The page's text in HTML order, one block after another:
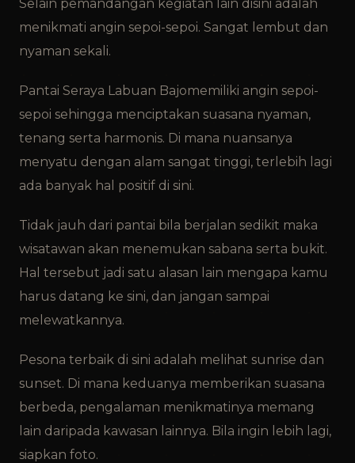
Selain pemandangan kegiatan lain disini adalah
menikmati angin sepoi-sepoi. Sangat lembut dan
nyaman sekali.
Pantai Seraya Labuan Bajomemiliki angin sepoi-
sepoi sehingga menciptakan suasana nyaman,
tenang serta harmonis. Di mana nuansanya
menyatu dengan alam sangat tinggi, terlebih lagi
ada banyak hal positif di sini.
Tidak jauh dari pantai bila berjalan sedikit maka
wisatawan akan menemukan sabana serta bukit.
Hal tersebut jadi satu alasan lain mengapa kamu
harus datang ke sini, dan jangan sampai
melewatkannya.
Pesona terbaik di sini adalah melihat sunrise dan
sunset. Di mana keduanya memberikan suasana
berbeda, pengalaman menikmatinya memang
lain daripada kawasan lainnya. Bila ingin lebih lagi,
siapkan foto.